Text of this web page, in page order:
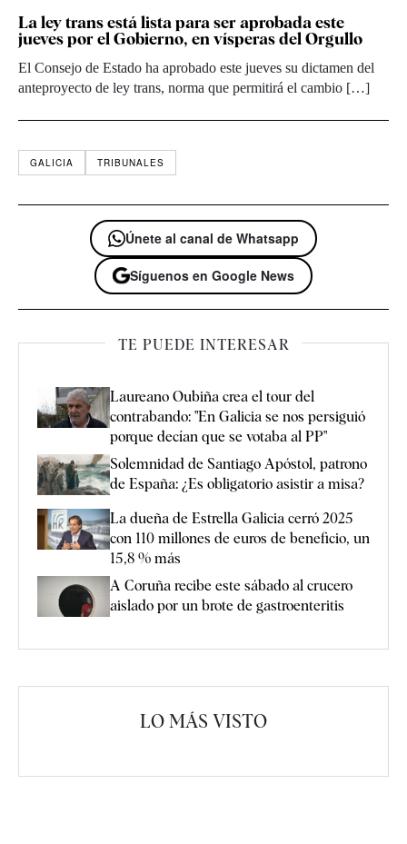
La ley trans está lista para ser aprobada este
jueves por el Gobierno, en vísperas del Orgullo
El Consejo de Estado ha aprobado este jueves su dictamen del
anteproyecto de ley trans, norma que permitirá el cambio […]
GALICIA TRIBUNALES
Únete al canal de Whatsapp
Síguenos en Google News
TE PUEDE INTERESAR
Laureano Oubiña crea el tour del
contrabando: "En Galicia se nos persiguió
porque decían que se votaba al PP"
Solemnidad de Santiago Apóstol, patrono
de España: ¿Es obligatorio asistir a misa?
La dueña de Estrella Galicia cerró 2025
con 110 millones de euros de beneficio, un
15,8 % más
A Coruña recibe este sábado al crucero
aislado por un brote de gastroenteritis
LO MÁS VISTO